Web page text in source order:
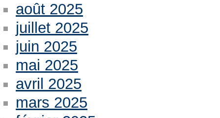
août 2025
juillet 2025
juin 2025
mai 2025
avril 2025
mars 2025